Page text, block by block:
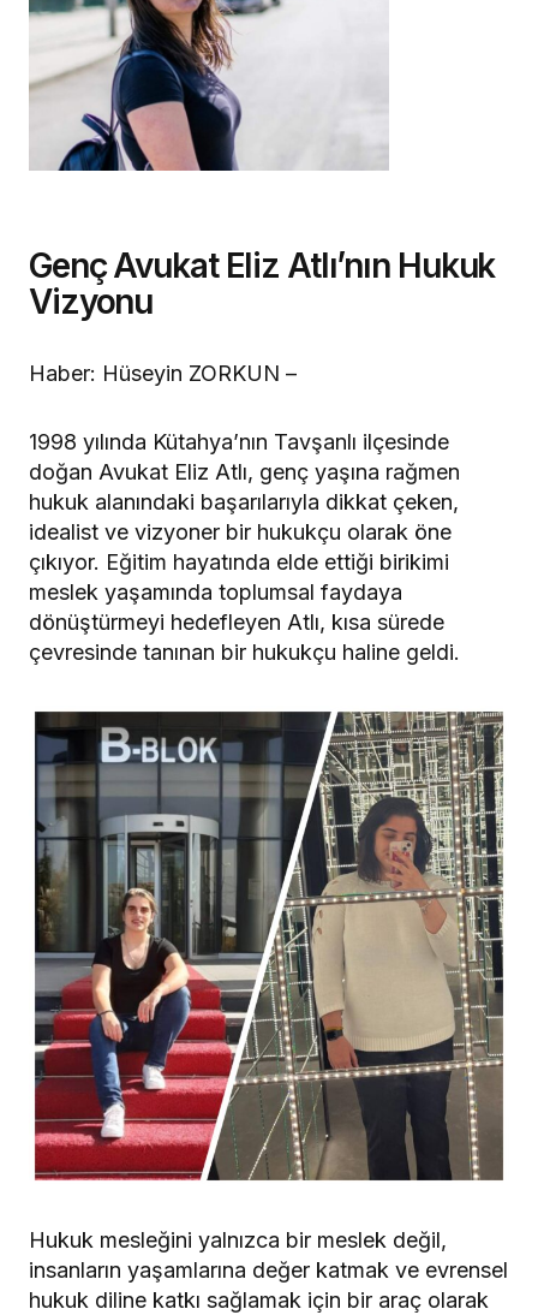
Genç Avukat Eliz Atlı’nın Hukuk
Vizyonu
Haber: Hüseyin ZORKUN –
1998 yılında Kütahya’nın Tavşanlı ilçesinde
doğan Avukat Eliz Atlı, genç yaşına rağmen
hukuk alanındaki başarılarıyla dikkat çeken,
idealist ve vizyoner bir hukukçu olarak öne
çıkıyor. Eğitim hayatında elde ettiği birikimi
meslek yaşamında toplumsal faydaya
dönüştürmeyi hedefleyen Atlı, kısa sürede
çevresinde tanınan bir hukukçu haline geldi.
Hukuk mesleğini yalnızca bir meslek değil,
insanların yaşamlarına değer katmak ve evrensel
hukuk diline katkı sağlamak için bir araç olarak